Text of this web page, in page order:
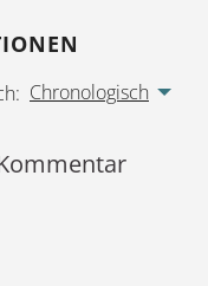
Chronologisch